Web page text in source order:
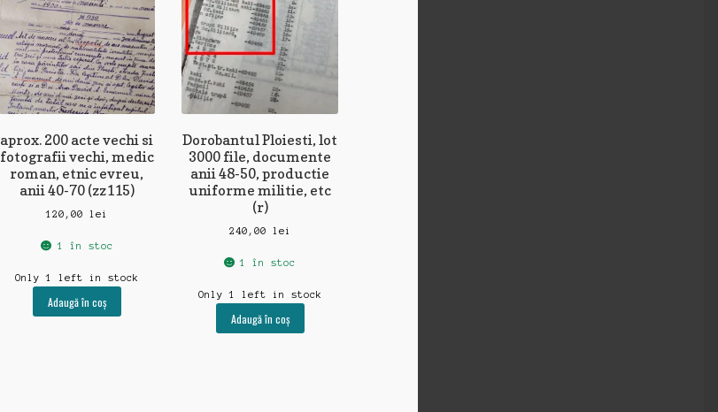
aprox. 200 acte vechi si
fotografii vechi, medic
roman, etnic evreu,
anii 40-70 (zz115)
120,00 lei
1 în stoc
Only 1 left in stock
Adaugă în coș
Dorobantul Ploiesti, lot
3000 file, documente
anii 48-50, productie
uniforme militie, etc
(r)
240,00 lei
1 în stoc
Only 1 left in stock
Adaugă în coș